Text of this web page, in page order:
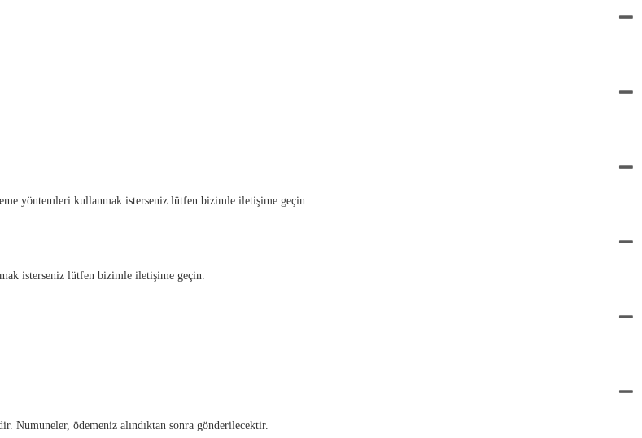
yöntemleri kullanmak isterseniz lütfen bizimle iletişime geçin.
isterseniz lütfen bizimle iletişime geçin.
Numuneler, ödemeniz alındıktan sonra gönderilecektir.